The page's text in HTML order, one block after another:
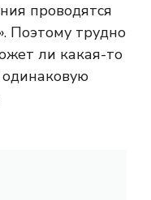
проводятся
Поэтому трудно
ли какая-то